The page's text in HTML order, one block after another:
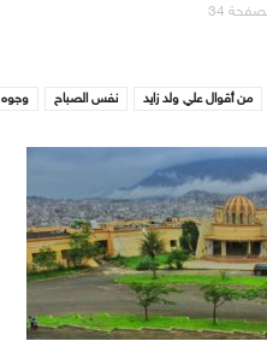
34
من أقوال علي ولد زايد نفس الصباح وجوه